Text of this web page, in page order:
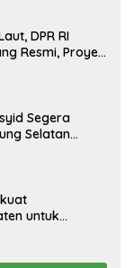
DPR RI
Resmi, Proyek
Segera
Selatan
untuk